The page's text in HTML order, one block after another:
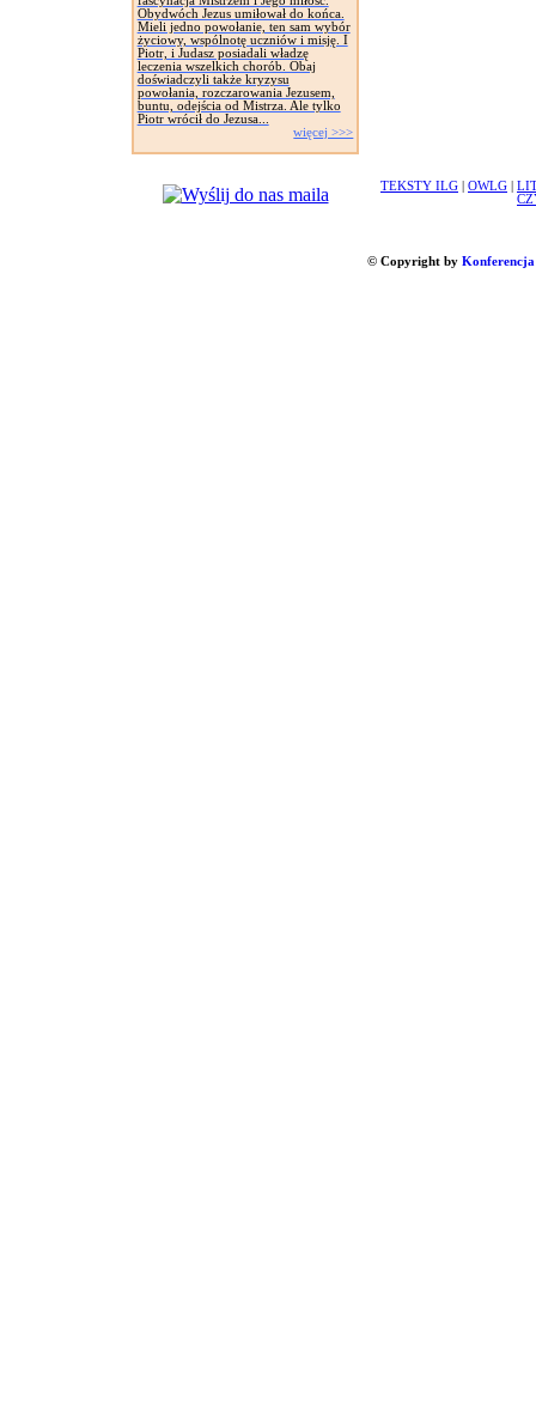
Obydwóch Jezus umiłował do końca.
Mieli jedno powołanie, ten sam wybór
życiowy, wspólnotę uczniów i misję. I
Piotr, i Judasz posiadali władzę
leczenia wszelkich chorób. Obaj
doświadczyli także kryzysu
powołania, rozczarowania Jezusem,
buntu, odejścia od Mistrza. Ale tylko
Piotr wrócił do Jezusa...
więcej >>>
TEKSTY ILG OWLG
© Copyright by Konferencja